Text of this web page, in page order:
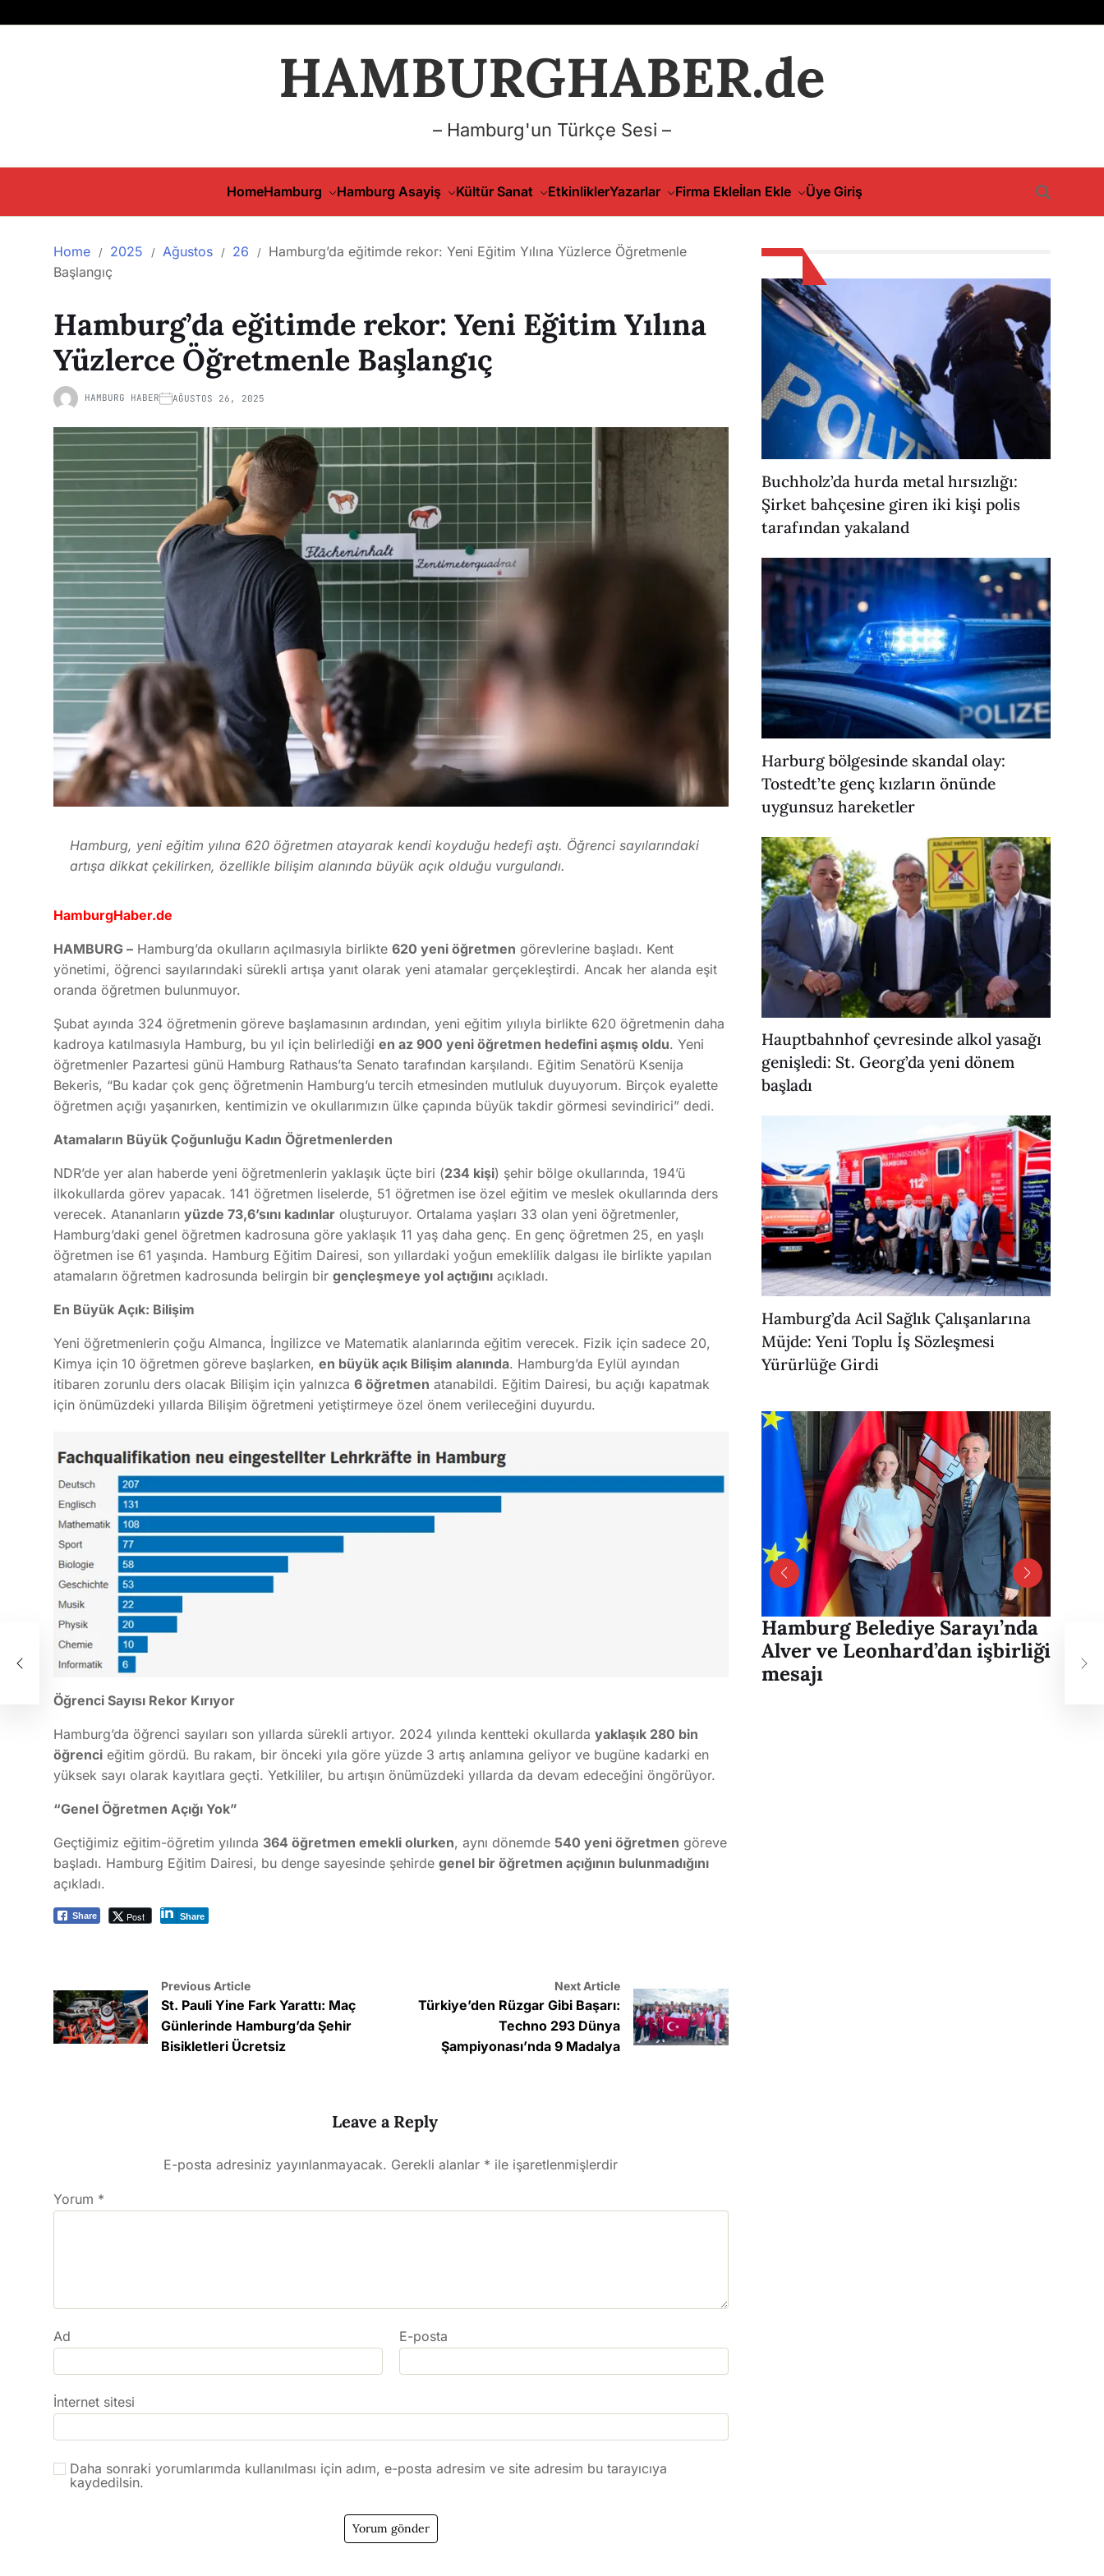
HAMBURGHABER.de
– Hamburg'un Türkçe Sesi –
HomeHamburg Hamburg Asayiş Kültür Sanat EtkinliklerYazarlar Firma Ekleİlan Ekle Üye Giriş
Home 2025 Ağustos 26
Hamburg’da eğitimde rekor: Yeni Eğitim Yılına Yüzlerce Öğretmenle
Başlangıç
Hamburg’da eğitimde rekor: Yeni Eğitim Yılına
Yüzlerce Öğretmenle Başlangıç
HAMBURG HABER AĞUSTOS 26, 2025
Hamburg, yeni eğitim yılına 620 öğretmen atayarak kendi koyduğu hedefi aştı. Öğrenci sayılarındaki
artışa dikkat çekilirken, özellikle bilişim alanında büyük açık olduğu vurgulandı.
HamburgHaber.de
HAMBURG – Hamburg’da okulların açılmasıyla birlikte 620 yeni öğretmen görevlerine başladı. Kent
yönetimi, öğrenci sayılarındaki sürekli artışa yanıt olarak yeni atamalar gerçekleştirdi. Ancak her alanda eşit
oranda öğretmen bulunmuyor.
Şubat ayında 324 öğretmenin göreve başlamasının ardından, yeni eğitim yılıyla birlikte 620 öğretmenin daha
kadroya katılmasıyla Hamburg, bu yıl için belirlediği en az 900 yeni öğretmen hedefini aşmış oldu. Yeni
öğretmenler Pazartesi günü Hamburg Rathaus’ta Senato tarafından karşılandı. Eğitim Senatörü Ksenija
Bekeris, “Bu kadar çok genç öğretmenin Hamburg’u tercih etmesinden mutluluk duyuyorum. Birçok eyalette
öğretmen açığı yaşanırken, kentimizin ve okullarımızın ülke çapında büyük takdir görmesi sevindirici” dedi.
Atamaların Büyük Çoğunluğu Kadın Öğretmenlerden
NDR’de yer alan haberde yeni öğretmenlerin yaklaşık üçte biri (234 kişi) şehir bölge okullarında, 194’ü
ilkokullarda görev yapacak. 141 öğretmen liselerde, 51 öğretmen ise özel eğitim ve meslek okullarında ders
verecek. Atananların yüzde 73,6’sını kadınlar oluşturuyor. Ortalama yaşları 33 olan yeni öğretmenler,
Hamburg’daki genel öğretmen kadrosuna göre yaklaşık 11 yaş daha genç. En genç öğretmen 25, en yaşlı
öğretmen ise 61 yaşında. Hamburg Eğitim Dairesi, son yıllardaki yoğun emeklilik dalgası ile birlikte yapılan
atamaların öğretmen kadrosunda belirgin bir gençleşmeye yol açtığını açıkladı.
En Büyük Açık: Bilişim
Yeni öğretmenlerin çoğu Almanca, İngilizce ve Matematik alanlarında eğitim verecek. Fizik için sadece 20,
Kimya için 10 öğretmen göreve başlarken, en büyük açık Bilişim alanında. Hamburg’da Eylül ayından
itibaren zorunlu ders olacak Bilişim için yalnızca 6 öğretmen atanabildi. Eğitim Dairesi, bu açığı kapatmak
için önümüzdeki yıllarda Bilişim öğretmeni yetiştirmeye özel önem verileceğini duyurdu.
Öğrenci Sayısı Rekor Kırıyor
Hamburg’da öğrenci sayıları son yıllarda sürekli artıyor. 2024 yılında kentteki okullarda yaklaşık 280 bin
öğrenci eğitim gördü. Bu rakam, bir önceki yıla göre yüzde 3 artış anlamına geliyor ve bugüne kadarki en
yüksek sayı olarak kayıtlara geçti. Yetkililer, bu artışın önümüzdeki yıllarda da devam edeceğini öngörüyor.
“Genel Öğretmen Açığı Yok”
Geçtiğimiz eğitim-öğretim yılında 364 öğretmen emekli olurken, aynı dönemde 540 yeni öğretmen göreve
başladı. Hamburg Eğitim Dairesi, bu denge sayesinde şehirde genel bir öğretmen açığının bulunmadığını
açıkladı.
Share Post Share
Previous Article
St. Pauli Yine Fark Yarattı: Maç
Günlerinde Hamburg’da Şehir
Bisikletleri Ücretsiz
Next Article
Türkiye’den Rüzgar Gibi Başarı:
Techno 293 Dünya
Şampiyonası’nda 9 Madalya
Leave a Reply
E-posta adresiniz yayınlanmayacak. Gerekli alanlar * ile işaretlenmişlerdir
Yorum *
Ad E-posta
İnternet sitesi
Daha sonraki yorumlarımda kullanılması için adım, e-posta adresim ve site adresim bu tarayıcıya
kaydedilsin.
Buchholz’da hurda metal hırsızlığı:
Şirket bahçesine giren iki kişi polis
tarafından yakaland
Harburg bölgesinde skandal olay:
Tostedt’te genç kızların önünde
uygunsuz hareketler
Hauptbahnhof çevresinde alkol yasağı
genişledi: St. Georg’da yeni dönem
başladı
Hamburg’da Acil Sağlık Çalışanlarına
Müjde: Yeni Toplu İş Sözleşmesi
Yürürlüğe Girdi
Hamburg Belediye Sarayı’nda
Alver ve Leonhard’dan işbirliği
mesajı